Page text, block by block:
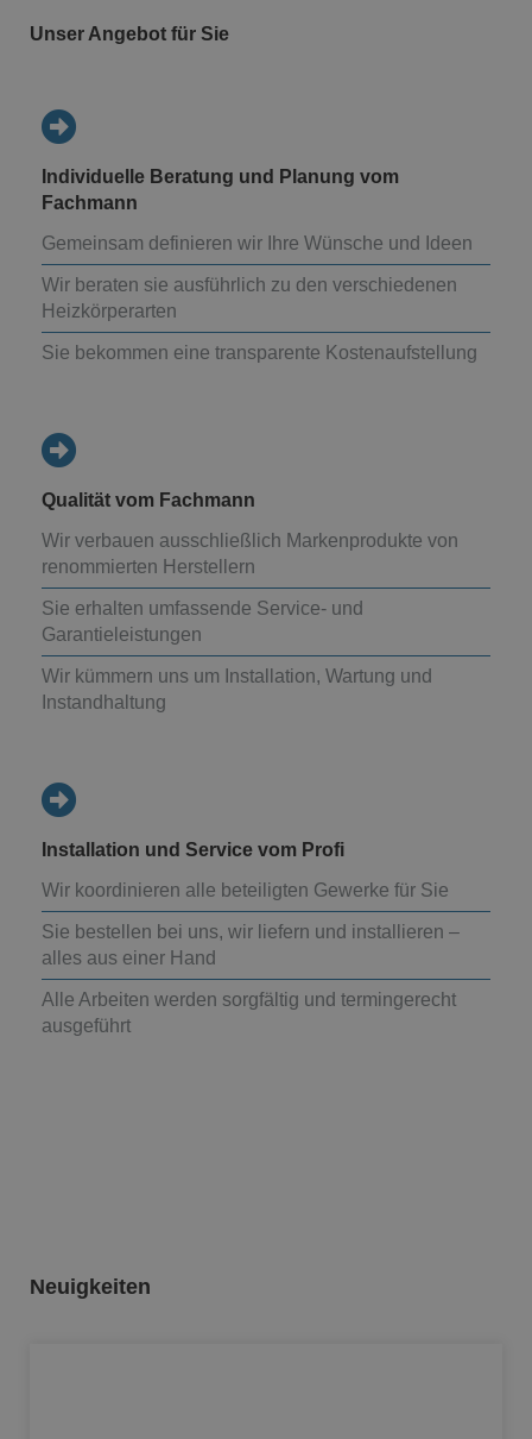
Unser Angebot für Sie
Individuelle Beratung und Planung vom
Fachmann
Gemeinsam definieren wir Ihre Wünsche und Ideen
Wir beraten sie ausführlich zu den verschiedenen
Heizkörperarten
Sie bekommen eine transparente Kostenaufstellung
Qualität vom Fachmann
Wir verbauen ausschließlich Markenprodukte von
renommierten Herstellern
Sie erhalten umfassende Service- und
Garantieleistungen
Wir kümmern uns um Installation, Wartung und
Instandhaltung
Installation und Service vom Profi
Wir koordinieren alle beteiligten Gewerke für Sie
Sie bestellen bei uns, wir liefern und installieren –
alles aus einer Hand
Alle Arbeiten werden sorgfältig und termingerecht
ausgeführt
Neuigkeiten